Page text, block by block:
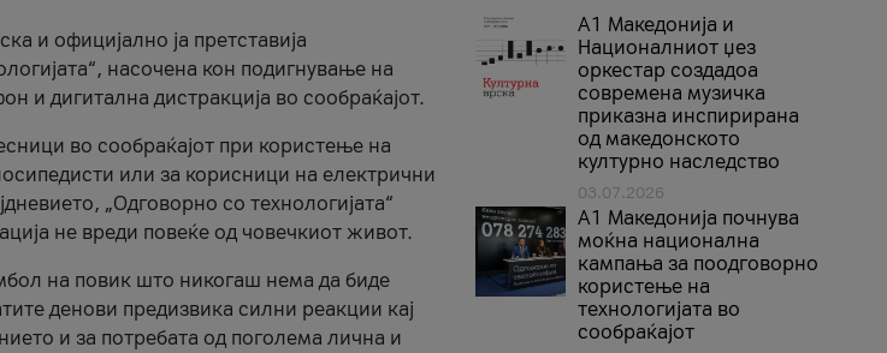
и официјално ја претставија
насочена кон подигнување на
и дигитална дистракција во сообраќајот.
во сообраќајот при користење на
или за корисници на електрични
„Одговорно со технологијата“
не вреди повеќе од човечкиот живот.
на повик што никогаш нема да биде
денови предизвика силни реакции кај
и за потребата од поголема лична и
А1 Македонија и
Националниот џез
оркестар создадоа
современа музичка
приказна инспирирана
од македонското
културно наследство
03.07.2026
A1 Македонија почнува
моќна национална
кампања за поодговорно
користење на
технологијата во
сообраќајот